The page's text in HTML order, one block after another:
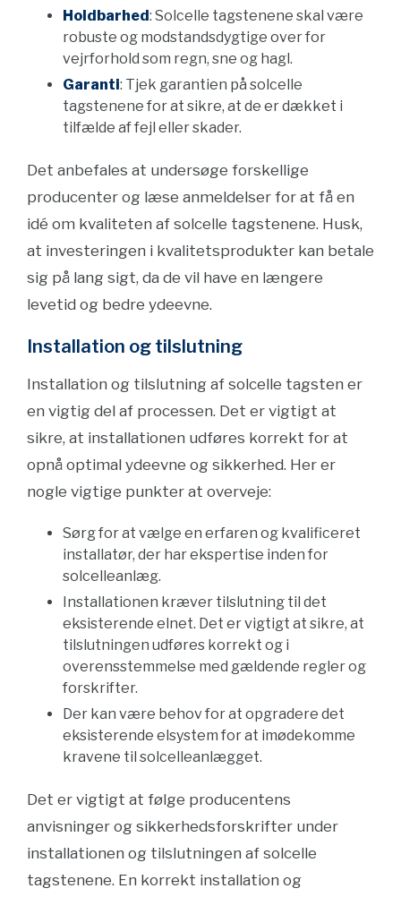
Holdbarhed: Solcelle tagstenene skal være
robuste og modstandsdygtige over for
vejrforhold som regn, sne og hagl.
Garanti: Tjek garantien på solcelle
tagstenene for at sikre, at de er dækket i
tilfælde af fejl eller skader.
Det anbefales at undersøge forskellige
producenter og læse anmeldelser for at få en
idé om kvaliteten af solcelle tagstenene. Husk,
at investeringen i kvalitetsprodukter kan betale
sig på lang sigt, da de vil have en længere
levetid og bedre ydeevne.
Installation og tilslutning
Installation og tilslutning af solcelle tagsten er
en vigtig del af processen. Det er vigtigt at
sikre, at installationen udføres korrekt for at
opnå optimal ydeevne og sikkerhed. Her er
nogle vigtige punkter at overveje:
Sørg for at vælge en erfaren og kvalificeret
installatør, der har ekspertise inden for
solcelleanlæg.
Installationen kræver tilslutning til det
eksisterende elnet. Det er vigtigt at sikre, at
tilslutningen udføres korrekt og i
overensstemmelse med gældende regler og
forskrifter.
Der kan være behov for at opgradere det
eksisterende elsystem for at imødekomme
kravene til solcelleanlægget.
Det er vigtigt at følge producentens
anvisninger og sikkerhedsforskrifter under
installationen og tilslutningen af solcelle
tagstenene. En korrekt installation og